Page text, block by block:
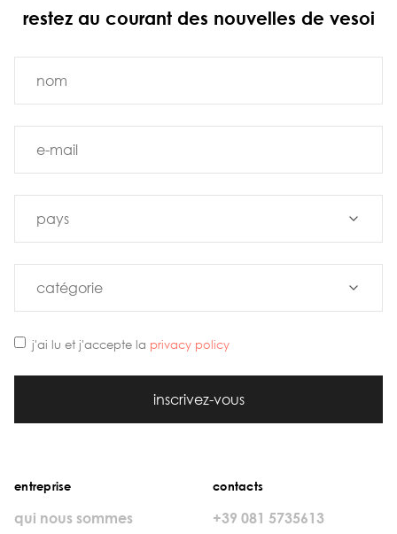
restez au courant des nouvelles de vesoi
j'ai lu et j'accepte la privacy policy
inscrivez-vous
entreprise
qui nous sommes
contacts
+39 081 5735613